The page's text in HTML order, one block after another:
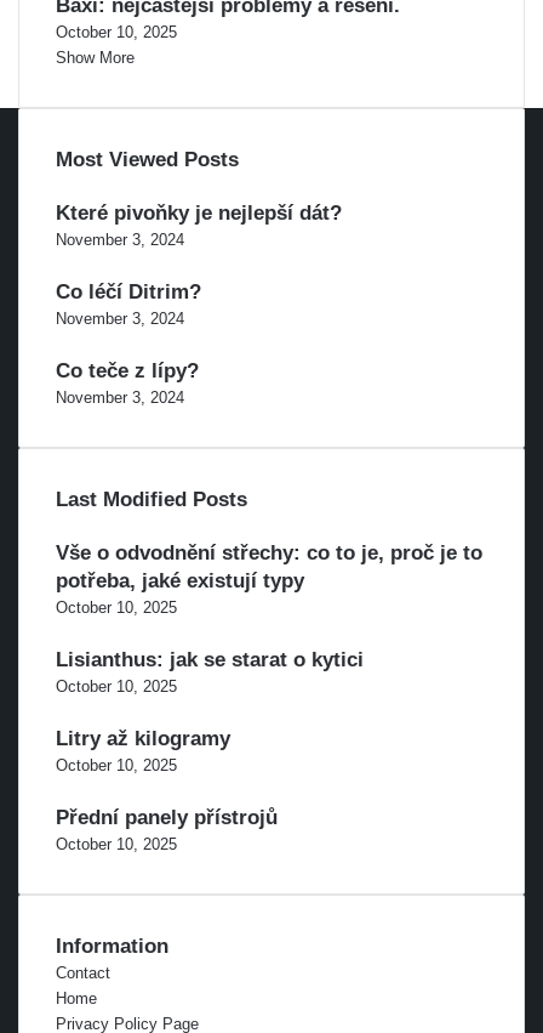
Baxi: nejčastější problémy a řešení.
October 10, 2025
Show More
Most Viewed Posts
Které pivoňky je nejlepší dát?
November 3, 2024
Co léčí Ditrim?
November 3, 2024
Co teče z lípy?
November 3, 2024
Last Modified Posts
Vše o odvodnění střechy: co to je, proč je to
potřeba, jaké existují typy
October 10, 2025
Lisianthus: jak se starat o kytici
October 10, 2025
Litry až kilogramy
October 10, 2025
Přední panely přístrojů
October 10, 2025
Information
Contact
Home
Privacy Policy Page